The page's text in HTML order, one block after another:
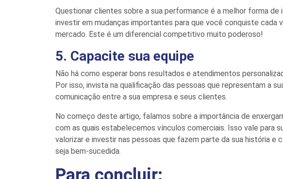
Questionar clientes sobre a sua performance é a melhor forma
investir em mudanças importantes para que você conquiste cada
mercado. Este é um diferencial competitivo muito poderoso!
5. Capacite sua equipe
Não há como esperar bons resultados e atendimentos
Por isso, invista na qualificação das pessoas que representam a
comunicação entre a sua empresa e seus clientes.
No começo deste artigo, falamos sobre a importância de
com as quais estabelecemos vínculos comerciais. Isso vale para
valorizar e investir nas pessoas que fazem parte da sua história e
seja bem-sucedida.